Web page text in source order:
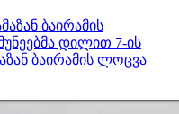
ბაირამის
დილით 7-ის
ბაირამის ლოცვა